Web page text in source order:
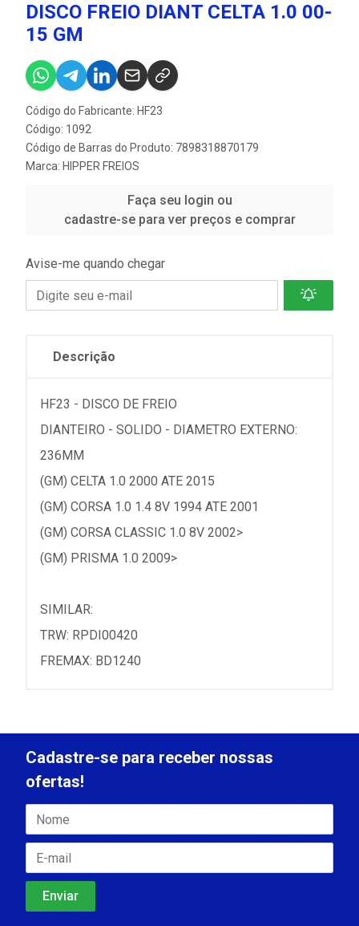
DISCO FREIO DIANT CELTA 1.0 00-
15 GM
Código do Fabricante: HF23
Código: 1092
Código de Barras do Produto: 7898318870179
Marca: HIPPER FREIOS
Faça seu login ou
cadastre-se para ver preços e comprar
Avise-me quando chegar
Descrição
HF23 - DISCO DE FREIO
DIANTEIRO - SOLIDO - DIAMETRO EXTERNO:
236MM
(GM) CELTA 1.0 2000 ATE 2015
(GM) CORSA 1.0 1.4 8V 1994 ATE 2001
(GM) CORSA CLASSIC 1.0 8V 2002>
(GM) PRISMA 1.0 2009>
SIMILAR:
TRW: RPDI00420
FREMAX: BD1240
Cadastre-se para receber nossas
ofertas!